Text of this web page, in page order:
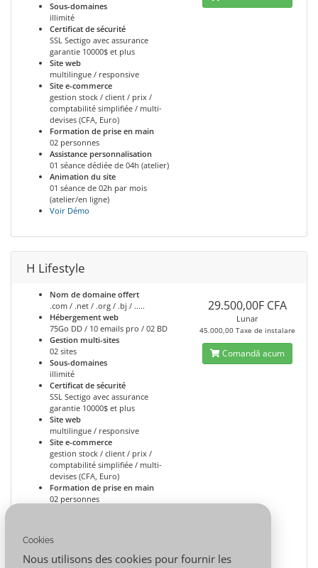
Sous-domaines
illimité
Certificat de sécurité
SSL Sectigo avec assurance
garantie 10000$ et plus
Site web
multilingue / responsive
Site e-commerce
gestion stock / client / prix /
comptabilité simplifiée / multi-
devises (CFA, Euro)
Formation de prise en main
02 personnes
Assistance personnalisation
01 séance dédiée de 04h (atelier)
Animation du site
01 séance de 02h par mois
(atelier/en ligne)
Voir Démo
H Lifestyle
Nom de domaine offert
.com / .net / .org / .bj / .....
Hébergement web
75Go DD / 10 emails pro / 02 BD
Gestion multi-sites
02 sites
Sous-domaines
illimité
Certificat de sécurité
SSL Sectigo avec assurance
garantie 10000$ et plus
Site web
multilingue / responsive
Site e-commerce
gestion stock / client / prix /
comptabilité simplifiée / multi-
devises (CFA, Euro)
Formation de prise en main
02 personnes
01 séance de 02h par mois
(atelier/en ligne)
29.500,00F CFA
Lunar
45.000,00 Taxe de instalare
Comandă acum
Cookies
Nous utilisons des cookies pour fournir les